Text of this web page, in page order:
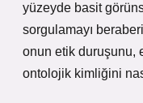
yüzeyde basit
sorgulamayı
onun etik duruşunu,
ontolojik kimliğini